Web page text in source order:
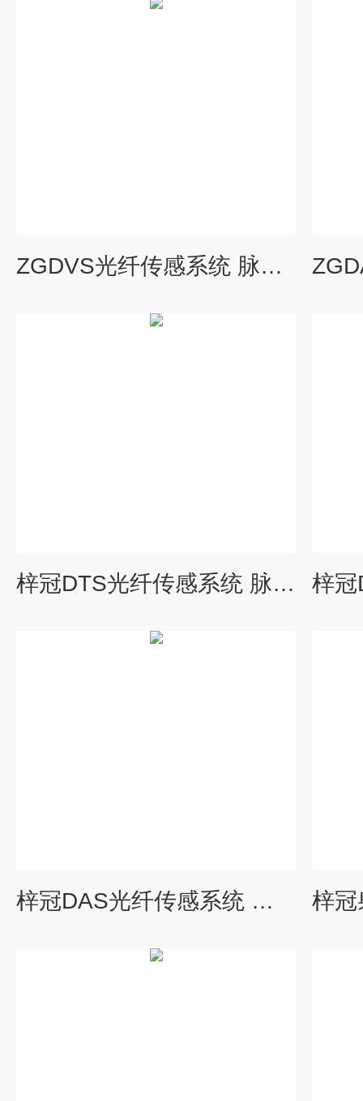
ZGDVS光纤传感系统 脉冲光电探测器
梓冠DTS光纤传感系统 脉冲激光器
梓冠DAS光纤传感系统 脉冲激光器